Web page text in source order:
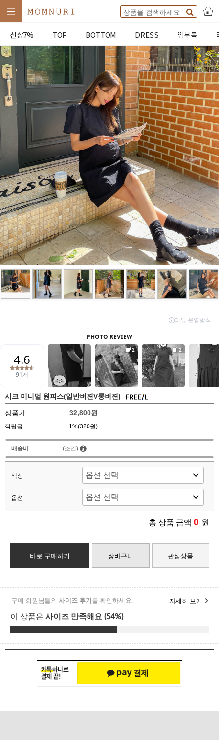
신상7% TOP BOTTOM DRESS 임부복
시크 미니멀 원피스(일반버젼V롱버젼)
상품가 32,800원
적립금 1%(320원)
배송비 (조건)
색상
옵션
총 상품 금액 0 원
바로 구매하기 장바구니 관심상품